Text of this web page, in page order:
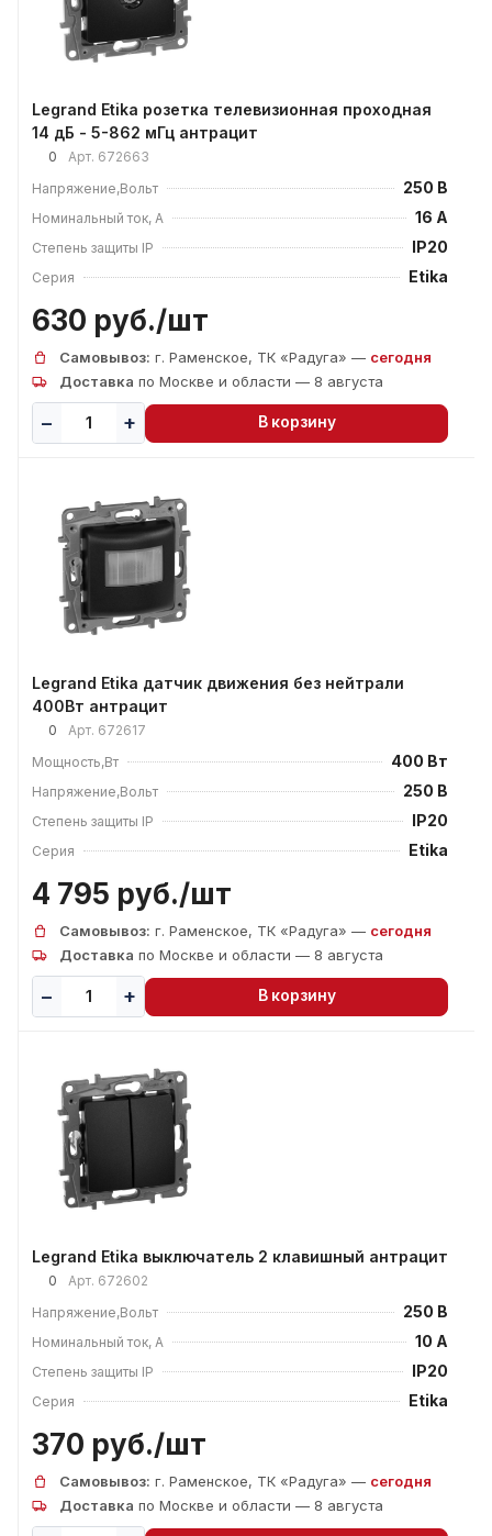
Legrand Etika розетка телевизионная проходная
14 дБ - 5-862 мГц антрацит
0 Арт. 672663
Напряжение,Вольт
250 В
Номинальный ток, А 16 А
Степень защиты IP IP20
Серия Etika
630 руб./шт
Самовывоз: г. Раменское, ТК «Радуга» — сегодня
Доставка по Москве и области — 8 августа
В корзину
Legrand Etika датчик движения без нейтрали
400Вт антрацит
0 Арт. 672617
Мощность,Вт
400 Вт
Напряжение,Вольт 250 В
Степень защиты IP IP20
Серия Etika
4 795 руб./шт
Самовывоз: г. Раменское, ТК «Радуга» — сегодня
Доставка по Москве и области — 8 августа
В корзину
Legrand Etika выключатель 2 клавишный антрацит
0 Арт. 672602
Напряжение,Вольт
250 В
Номинальный ток, А 10 А
Степень защиты IP IP20
Серия Etika
370 руб./шт
Самовывоз: г. Раменское, ТК «Радуга» — сегодня
Доставка по Москве и области — 8 августа